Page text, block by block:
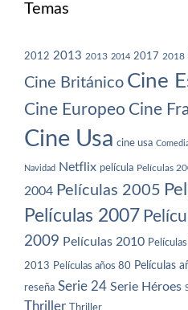
Temas
2012 2013 2013 2014 2017 2018
Cine Británico Cine
Cine Europeo Cine
Cine Usa cine usa
Navidad Netflix película Películas
2004 Películas 2005
Películas 2007
2009 Películas 2010
2013 Películas años 80 Películas
reseña Serie 24 Serie Héroes
Thriller Thriller